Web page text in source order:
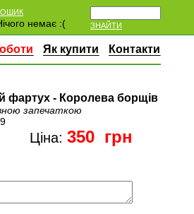
ЗНАЙТИ
немає :(
Як купити Контакти
фартух - Королева борщів
запечаткою
Ціна: 350 грн